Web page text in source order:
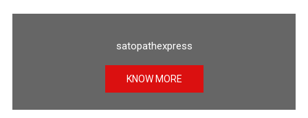
satopathexpress
KNOW MORE